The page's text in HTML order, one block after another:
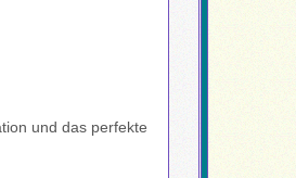
und das perfekte